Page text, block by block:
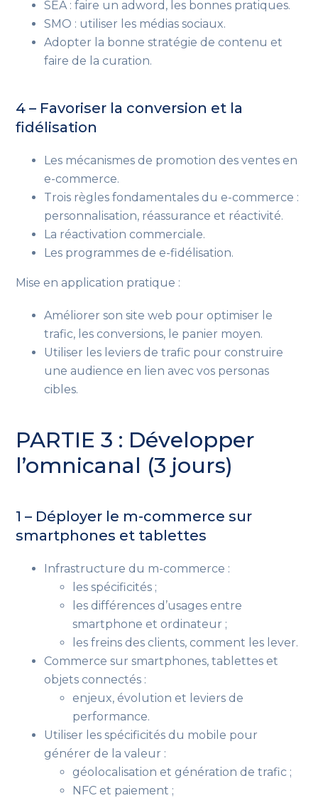
SEA : faire un adword, les bonnes pratiques.
SMO : utiliser les médias sociaux.
Adopter la bonne stratégie de contenu et
faire de la curation.
4 – Favoriser la conversion et la
fidélisation
Les mécanismes de promotion des ventes en
e-commerce.
Trois règles fondamentales du e-commerce :
personnalisation, réassurance et réactivité.
La réactivation commerciale.
Les programmes de e-fidélisation.
Mise en application pratique :
Améliorer son site web pour optimiser le
trafic, les conversions, le panier moyen.
Utiliser les leviers de trafic pour construire
une audience en lien avec vos personas
cibles.
PARTIE 3 : Développer
l’omnicanal (3 jours)
1 – Déployer le m-commerce sur
smartphones et tablettes
Infrastructure du m-commerce :
les spécificités ;
les différences d’usages entre
smartphone et ordinateur ;
les freins des clients, comment les lever.
Commerce sur smartphones, tablettes et
objets connectés :
enjeux, évolution et leviers de
performance.
Utiliser les spécificités du mobile pour
générer de la valeur :
géolocalisation et génération de trafic ;
NFC et paiement ;